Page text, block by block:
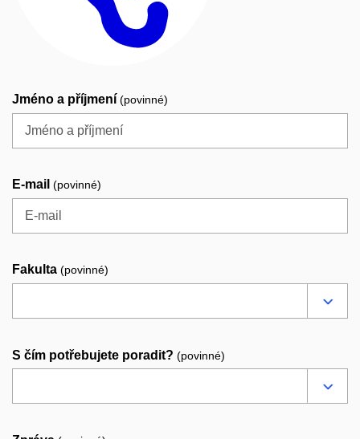
Jméno a příjmení (povinné)
E-mail (povinné)
Fakulta (povinné)
S čím potřebujete poradit? (povinné)